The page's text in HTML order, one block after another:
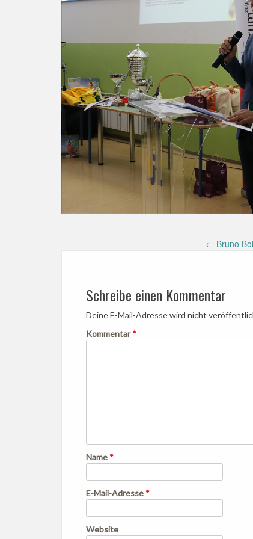
Post ← Bruno
Schreibe einen Kommentar
Deine E-Mail-Adresse wird nicht
Kommentar*
Name *
E-Mail-Adresse *
Website